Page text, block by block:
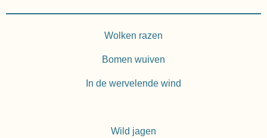
Wolken razen
Bomen wuiven
In de wervelende wind
Wild jagen